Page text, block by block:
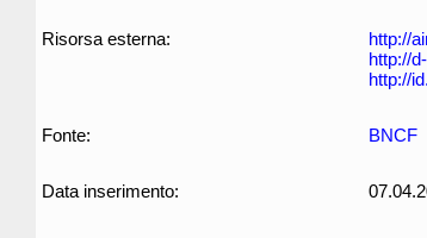
Risorsa esterna:
http://
http://
http://
Fonte: BNCF
Data inserimento: